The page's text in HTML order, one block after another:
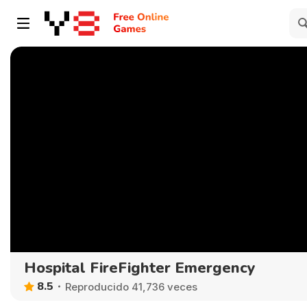
Hospital FireFighter Emergency
8.5 Reproducido 41,736 veces